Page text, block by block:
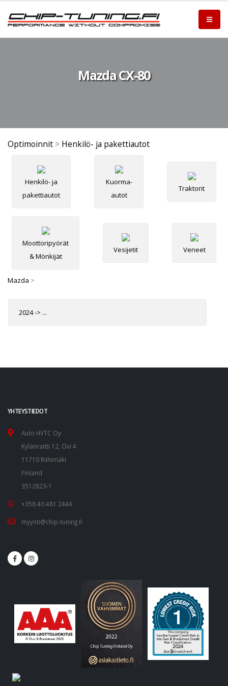
Mazda CX-80
Optimoinnit > Henkilö- ja pakettiautot
Henkilö- ja
pakettiautot
Kuorma-
autot
Traktorit
Moottoripyörät
& Mönkijät
Vesijetit Veneet
Mazda >
2024 -> ...
YHTEYSTIEDOT
Auto HVTC Oy
Kylänraitti 12, Ovi 4
11710 Riihimäki
Finland
3512823-1
+358 40 481 2444
myynti@chip-tuning.fi